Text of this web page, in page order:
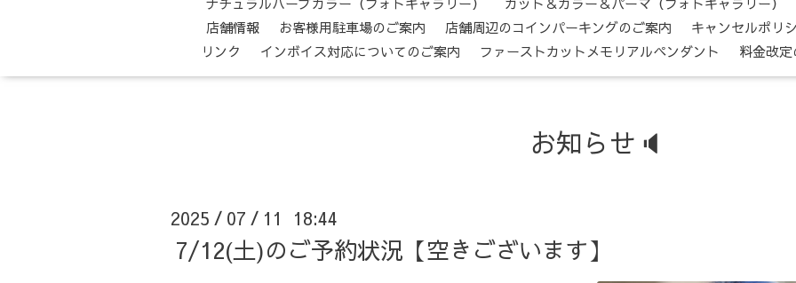
店舗情報
お客様用駐車場のご案内 店舗周辺のコインパーキングのご案内
キャンセルポリ
リンク
インボイス対応についてのご案内 ファーストカットメモリアルペンダント 料金改
お知らせ🔈
2025 / 07 / 11 18:44
7/12(土)のご予約状況【空きございます】